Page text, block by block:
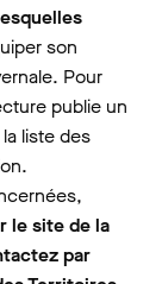
son
Pour
publie un
liste des
le site de la
par